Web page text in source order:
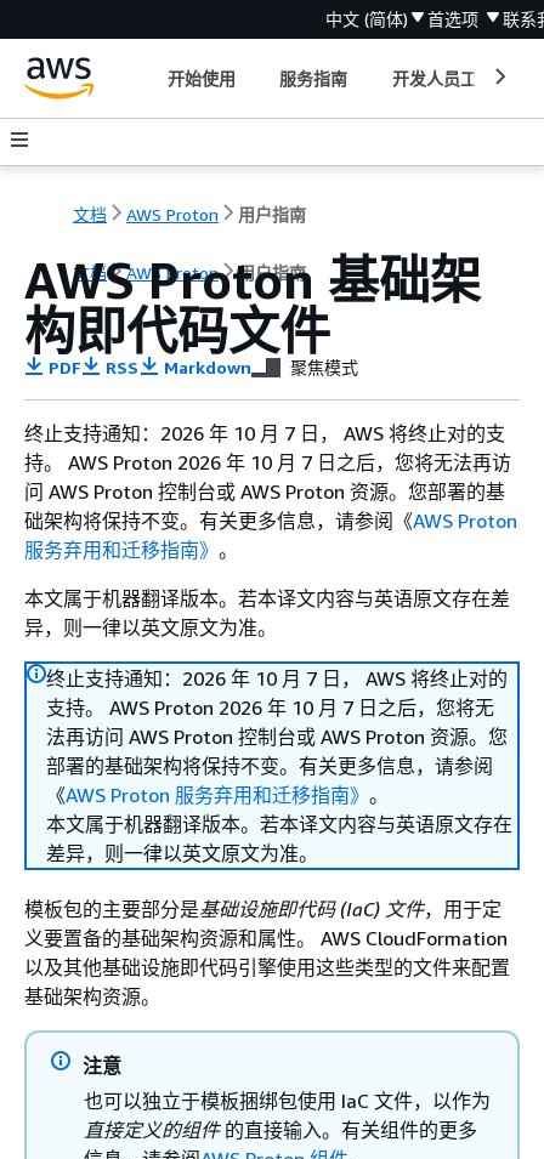
中文 (简体) 首选项 联系
开始使用 服务指南 开发人员工具
文档 AWS Proton 用户指南
文档 AWS Proton 用户指南
AWS Proton 基础架
构即代码文件
PDF RSS Markdown 聚焦模式
终止支持通知：2026 年 10 月 7 日， AWS 将终止对的支
持。 AWS Proton 2026 年 10 月 7 日之后，您将无法再访
问 AWS Proton 控制台或 AWS Proton 资源。您部署的基
础架构将保持不变。有关更多信息，请参阅《AWS Proton
服务弃用和迁移指南》 。
本文属于机器翻译版本。若本译文内容与英语原文存在差
异，则一律以英文原文为准。
终止支持通知：2026 年 10 月 7 日， AWS 将终止对的
支持。 AWS Proton 2026 年 10 月 7 日之后，您将无
法再访问 AWS Proton 控制台或 AWS Proton 资源。您
部署的基础架构将保持不变。有关更多信息，请参阅
《AWS Proton 服务弃用和迁移指南》 。
本文属于机器翻译版本。若本译文内容与英语原文存在
差异，则一律以英文原文为准。
模板包的主要部分是基础设施即代码 (IaC) 文件，用于定
义要置备的基础架构资源和属性。 AWS CloudFormation
以及其他基础设施即代码引擎使用这些类型的文件来配置
基础架构资源。
注意
也可以独立于模板捆绑包使用 IaC 文件，以作为
直接定义的组件的直接输入。有关组件的更多